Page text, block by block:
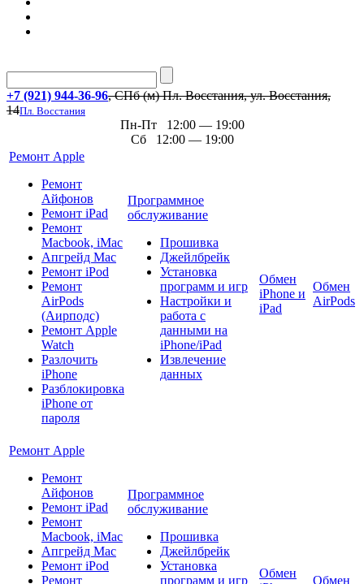
+7 (921) 944-36-96, СПб (м) Пл. Восстания, ул. Восстания,
14Пл. Восстания
Пн-Пт 12:00 — 19:00
Сб 12:00 — 19:00
Ремонт Apple
Ремонт
Айфонов
Ремонт iPad
Ремонт
Macbook, iMac
Апгрейд Mac
Ремонт iPod
Ремонт
AirPods
(Аирподс)
Ремонт Apple
Watch
Разлочить
iPhone
Разблокировка
iPhone от
пароля
Программное
обслуживание
Прошивка
Джейлбрейк
Установка
программ и игр
Настройки и
работа с
данными на
iPhone/iPad
Извлечение
данных
Обмен
iPhone и
iPad
Обмен
AirPods
Ремонт Apple
Ремонт
Айфонов
Ремонт iPad
Ремонт
Macbook, iMac
Апгрейд Mac
Ремонт iPod
Ремонт
Программное
обслуживание
Прошивка
Джейлбрейк
Установка
программ и игр
Обмен
Обмен